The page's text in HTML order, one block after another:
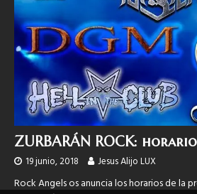
ZURBARÁN ROCK:
19 junio, 2018 Jesus Alijo LUX
Rock Angels os anuncia los horarios de la